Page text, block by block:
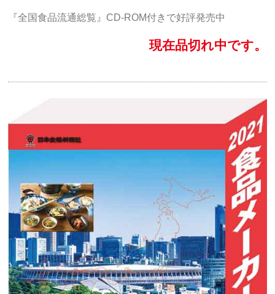
『全国食品流通総覧』CD-ROM付きで好評発売中
現在品切れ中です。